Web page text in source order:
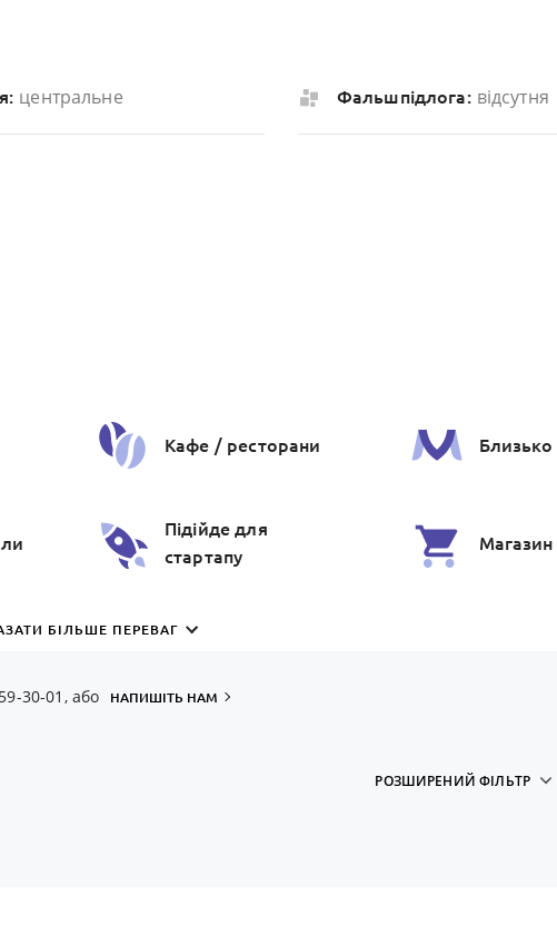
центральне Фальшпідлога: відсутня
Кафе / ресторани
Пiдiйде для
стартапу
БІЛЬШЕ ПЕРЕВАГ
30-01, або НАПИШІТЬ НАМ
РОЗШИРЕНИЙ ФІЛЬТР